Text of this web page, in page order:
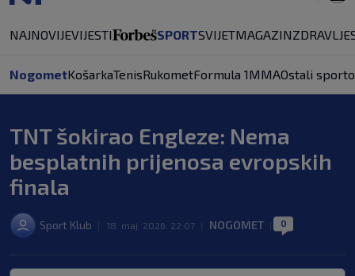
NAJNOVIJEVIJESTI SPORTSVIJETMAGAZINZDRAVLJE
NogometKošarkaTenisRukometFormula 1MMAOstali
TNT šokirao Engleze: Nema
besplatnih prijenosa evropskih
finala
Sport Klub 18. maj. 2026. 22:07 NOGOMET 0